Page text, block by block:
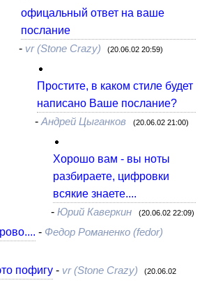
офицальный ответ на ваше
послание
- vr (Stone Crazy) (20.06.02 20:59)
Простите, в каком стиле будет
написано Ваше послание?
- Андрей Цыганков (20.06.02 21:00)
Хорошо вам - вы ноты
разбираете, цифровки
всякие знаете....
-Юрий Каверкин (20.06.02 22:09)
- Федор Романенко (fedor)
пофигу- vr (Stone Crazy) (20.06.02